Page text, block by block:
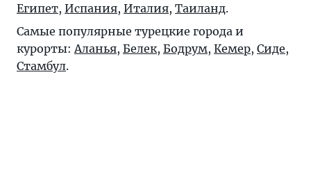
Египет, Испания, Италия, Таиланд.
Самые популярные турецкие города и
курорты: Аланья, Белек, Бодрум, Кемер, Сиде,
Стамбул.